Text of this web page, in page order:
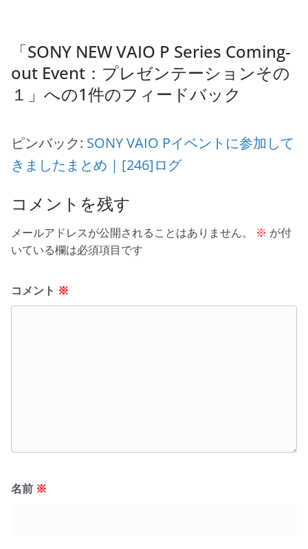
「SONY NEW VAIO P Series Coming-
out Event：プレゼンテーションその
１ 」への1件のフィードバック
ピンバック: SONY VAIO Pイベントに参加して
きましたまとめ | [246]ログ
コメントを残す
メールアドレスが公開されることはありません。 ※ が付
いている欄は必須項目です
コメント ※
名前 ※